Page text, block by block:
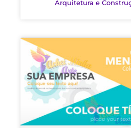
Arquitetura e